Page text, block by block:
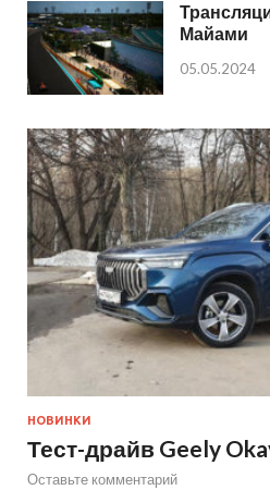
Майами
05.05.2024
НОВИНКИ
Тест-драйв Geely
Оставьте комментарий